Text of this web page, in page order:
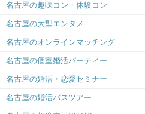
名古屋の趣味コン・体験コン
名古屋の大型エンタメ
名古屋のオンラインマッチング
名古屋の個室婚活パーティー
名古屋の婚活・恋愛セミナー
名古屋の婚活バスツアー